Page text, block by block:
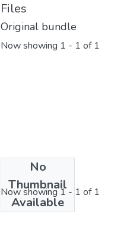
Files
Original bundle
Now showing 1 - 1 of 1
No
Thumbnail
Available
License bundle
Now showing1 - 1 of 1